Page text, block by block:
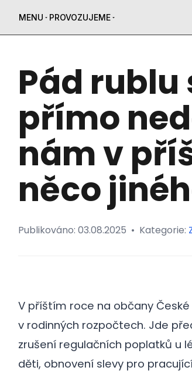
MENU PROVOZUJEME
Pád rublu
přímo
nám v
něco
Publikováno: 03.08.2025 • Kategorie:
V příštím roce na občany
v rodinných rozpočtech. Jde
zrušení regulačních poplatků u
děti, obnovení slevy pro